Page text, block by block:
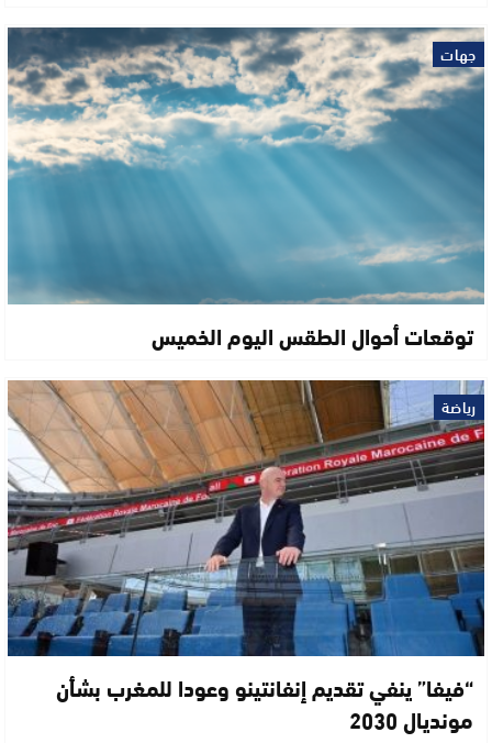
جهات
توقعات أحوال الطقس اليوم الخميس
رياضة
“فيفا” ينفي تقديم إنفانتينو وعودا للمغرب بشأن
مونديال 2030